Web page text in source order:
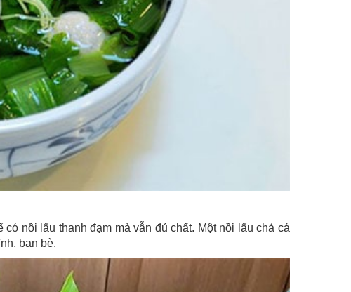
nồi lẩu thanh đạm mà vẫn đủ chất. Một nồi lẩu chả cá
bạn bè.